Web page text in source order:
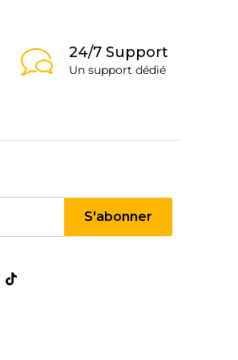
24/7 Support
Un support dédié